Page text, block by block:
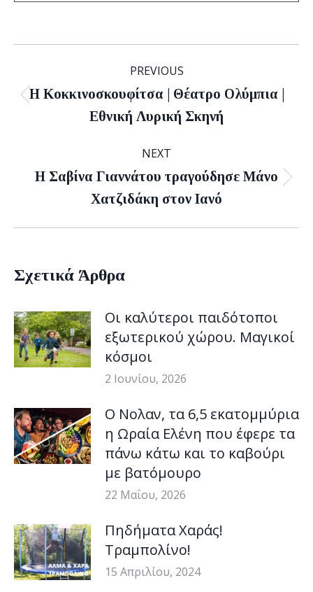
navigation
PREVIOUS
Previous
post:
Η Κοκκινοσκουφίτσα | Θέατρο Ολύμπια |
Εθνική Λυρική Σκηνή
NEXT
Next
post:
Η Σαβίνα Γιαννάτου τραγούδησε Μάνο
Χατζιδάκη στον Ιανό
Σχετικά Άρθρα
Οι καλύτεροι παιδότοποι
εξωτερικού χώρου. Μαγικοί
κόσμοι
2 Ιουνίου, 2026
Ο Νολαν, τα 6,5 εκατομμύρια
η Ωραία Ελένη που έφερε τα
πάνω κάτω και το καβούρι
με βατόμουρο
22 Μαΐου, 2026
Πηδήματα Χαράς!
Τραμπολίνο!
15 Απριλίου, 2024